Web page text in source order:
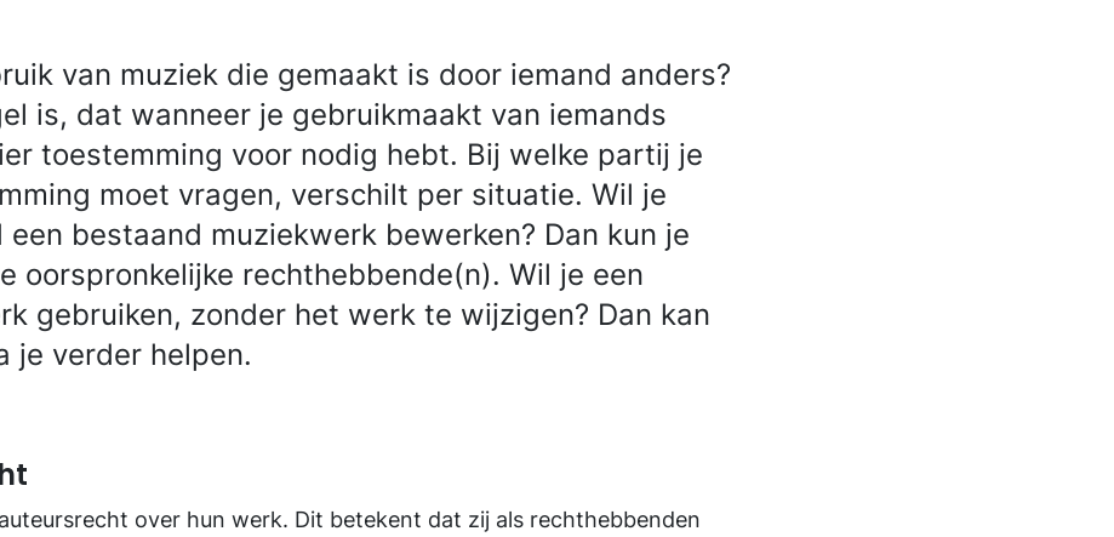
van muziek die gemaakt is door iemand anders?
is, dat wanneer je gebruikmaakt van iemands
toestemming voor nodig hebt. Bij welke partij je
moet vragen, verschilt per situatie. Wil je
een bestaand muziekwerk bewerken? Dan kun je
oorspronkelijke rechthebbende(n). Wil je een
gebruiken, zonder het werk te wijzigen? Dan kan
je verder helpen.
over hun werk. Dit betekent dat zij als rechthebbenden